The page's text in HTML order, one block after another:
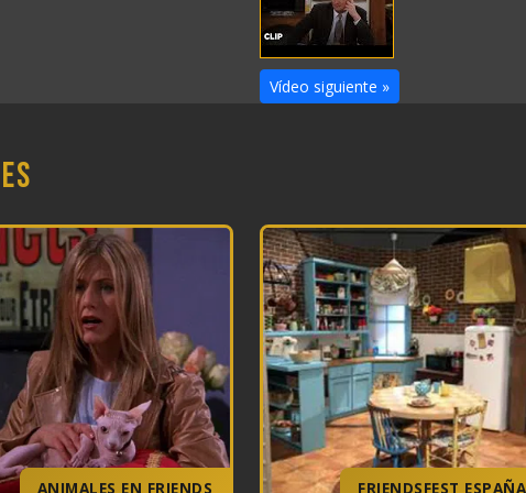
Vídeo siguiente »
ANIMALES EN FRIENDS FRIENDSFEST ESPAÑA